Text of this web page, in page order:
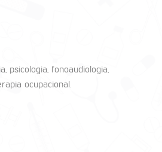
psicologia, fonoaudiologia,
ocupacional.